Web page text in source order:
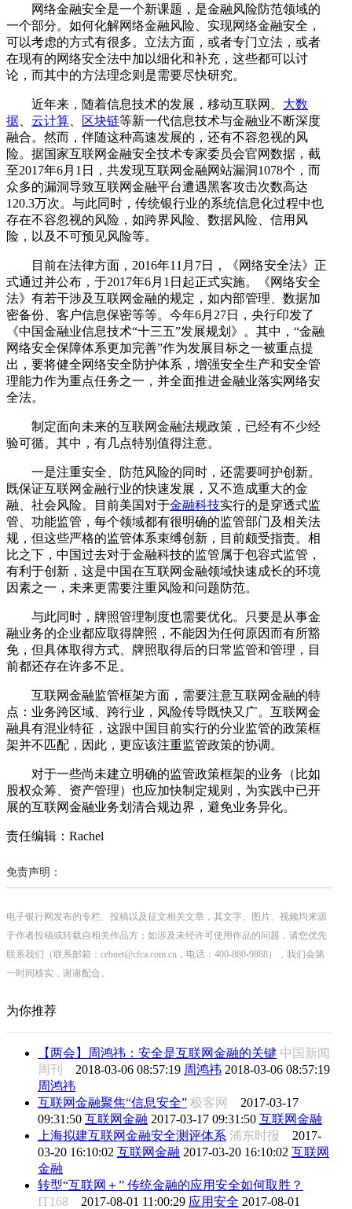
网络金融安全是一个新课题，是金融风险防范领域的
一个部分。如何化解网络金融风险、实现网络金融安全，
可以考虑的方式有很多。立法方面，或者专门立法，或者
在现有的网络安全法中加以细化和补充，这些都可以讨
论，而其中的方法理念则是需要尽快研究。
近年来，随着信息技术的发展，移动互联网、 大数
据
云计算 区块链等新一代信息技术与金融业不断深度
融合。然而，伴随这种高速发展的，还有不容忽视的风
险。据国家互联网金融安全技术专家委员会官网数据，截
至2017年6月1日，共发现互联网金融网站漏洞1078个，而
众多的漏洞导致互联网金融平台遭遇黑客攻击次数高达
120.3万次。与此同时，传统银行业的系统信息化过程中也
存在不容忽视的风险，如跨界风险、数据风险、信用风
险，以及不可预见风险等。
目前在法律方面，2016年11月7日，《网络安全法》正
式通过并公布，于2017年6月1日起正式实施。《网络安全
法》有若干涉及互联网金融的规定，如内部管理、数据加
密备份、客户信息保密等等。今年6月27日，央行印发了
《中国金融业信息技术“十三五”发展规划》。其中，“金融
网络安全保障体系更加完善”作为发展目标之一被重点提
出，要将健全网络安全防护体系，增强安全生产和安全管
理能力作为重点任务之一，并全面推进金融业落实网络安
全法。
制定面向未来的互联网金融法规政策，已经有不少经
验可循。其中，有几点特别值得注意。
一是注重安全、防范风险的同时，还需要呵护创新。
既保证互联网金融行业的快速发展，又不造成重大的金
融、社会风险。目前美国对于金融科技实行的是穿透式监
管、功能监管，每个领域都有很明确的监管部门及相关法
规，但这些严格的监管体系束缚创新，目前颇受指责。相
比之下，中国过去对于金融科技的监管属于包容式监管，
有利于创新，这是中国在互联网金融领域快速成长的环境
因素之一，未来更需要注重风险和问题防范。
与此同时，牌照管理制度也需要优化。只要是从事金
融业务的企业都应取得牌照，不能因为任何原因而有所豁
免，但具体取得方式、牌照取得后的日常监管和管理，目
前都还存在许多不足。
互联网金融监管框架方面，需要注意互联网金融的特
点：业务跨区域、跨行业，风险传导既快又广。互联网金
融具有混业特征，这跟中国目前实行的分业监管的政策框
架并不匹配，因此，更应该注重监管政策的协调。
对于一些尚未建立明确的监管政策框架的业务（比如
股权众筹、资产管理）也应加快制定规则，为实践中已开
展的互联网金融业务划清合规边界，避免业务异化。
责任编辑：Rachel
免责声明：
电子银行网发布的专栏、投稿以及征文相关文章，其文字、图片、视频均来源
于作者投稿或转载自相关作品方；如涉及未经许可使用作品的问题，请您优先
联系我们（联系邮箱：cebnet@cfca.com.cn，电话：400-880-9888），我们会第
一时间核实，谢谢配合。
为你推荐
【两会】周鸿祎：安全是互联网金融的关键 中国新闻
周刊 2018-03-06 08:57:19 周鸿祎 2018-03-06 08:57:19
周鸿祎
互联网金融聚焦“信息安全” 极客网 2017-03-17
09:31:50 互联网金融 2017-03-17 09:31:50 互联网金融
上海拟建互联网金融安全测评体系 浦东时报 2017-
03-20 16:10:02 互联网金融 2017-03-20 16:10:02 互联网
金融
转型“互联网＋” 传统金融的应用安全如何取胜？
IT168 2017-08-01 11:00:29 应用安全 2017-08-01